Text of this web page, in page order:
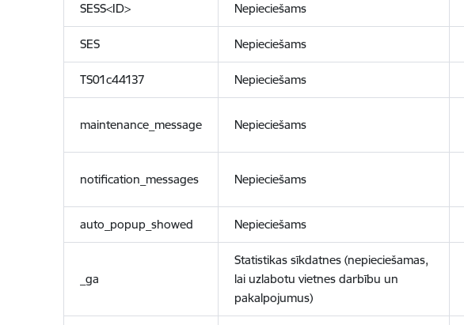
SESS<ID> Nepieciešams
SES Nepieciešams
TS01c44137 Nepieciešams
maintenance_message Nepieciešams
notification_messages Nepieciešams
auto_popup_showed Nepieciešams
_ga
Statistikas sīkdatnes (nepieciešamas,
lai uzlabotu vietnes darbību un
pakalpojumus)